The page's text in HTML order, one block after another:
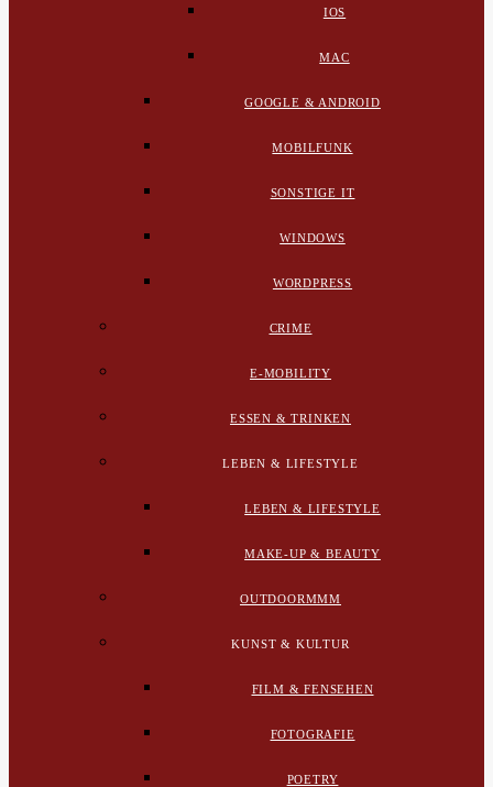
IOS
MAC
GOOGLE & ANDROID
MOBILFUNK
SONSTIGE IT
WINDOWS
WORDPRESS
CRIME
E-MOBILITY
ESSEN & TRINKEN
LEBEN & LIFESTYLE
LEBEN & LIFESTYLE
MAKE-UP & BEAUTY
OUTDOORMMM
KUNST & KULTUR
FILM & FENSEHEN
FOTOGRAFIE
POETRY